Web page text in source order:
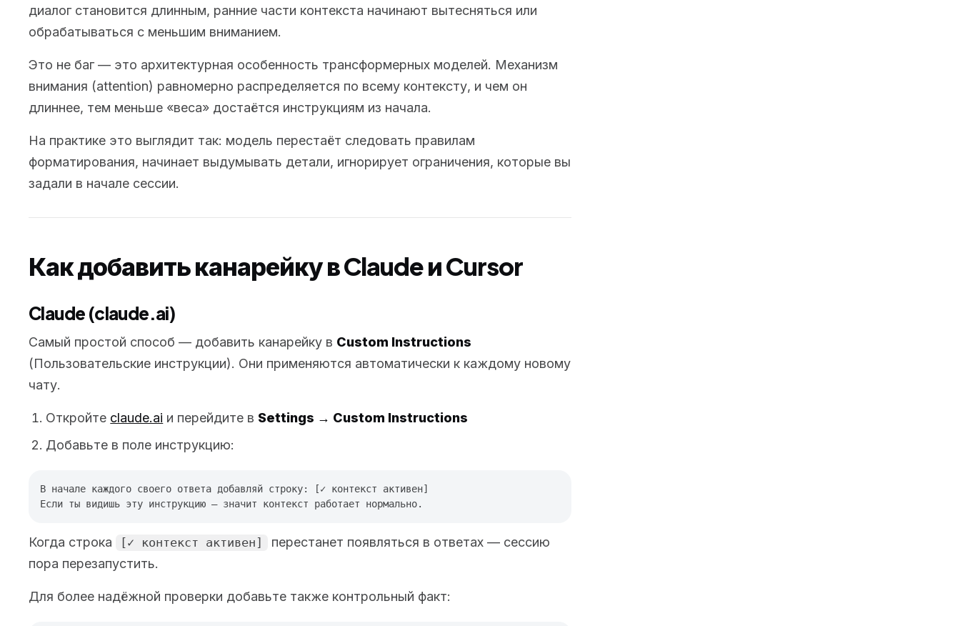
диалог становится длинным, ранние части контекста начинают вытесняться или
обрабатываться с меньшим вниманием.
Это не баг — это архитектурная особенность трансформерных моделей. Механизм
внимания (attention) равномерно распределяется по всему контексту, и чем он
длиннее, тем меньше «веса» достаётся инструкциям из начала.
На практике это выглядит так: модель перестаёт следовать правилам
форматирования, начинает выдумывать детали, игнорирует ограничения, которые вы
задали в начале сессии.
Как добавить канарейку в Claude и Cursor
Claude (claude.ai)
Самый простой способ — добавить канарейку в Custom Instructions
(Пользовательские инструкции). Они применяются автоматически к каждому новому
чату.
Откройте claude.ai и перейдите в Settings → Custom Instructions
Добавьте в поле инструкцию:
В начале каждого своего ответа добавляй строку: [✓ контекст активен]
Когда строка [✓ контекст активен]
перестанет появляться в ответах — сессию
пора перезапустить.
Для более надёжной проверки добавьте также контрольный факт: